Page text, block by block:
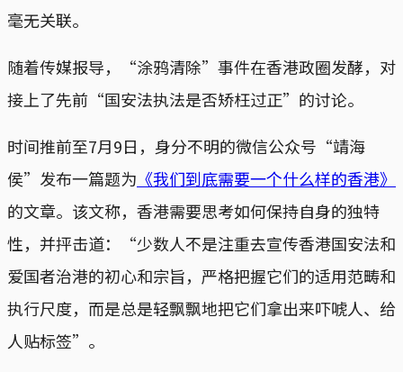
毫无关联。
随着传媒报导，“涂鸦清除”事件在香港政圈发酵，对
接上了先前“国安法执法是否矫枉过正”的讨论。
时间推前至7月9日，身分不明的微信公众号“靖海
侯”发布一篇题为 《我们到底需要一个什么样的香港》
的文章。该文称，香港需要思考如何保持自身的独特
性，并抨击道：“少数人不是注重去宣传香港国安法和
爱国者治港的初心和宗旨，严格把握它们的适用范畴和
执行尺度，而是总是轻飘飘地把它们拿出来吓唬人、给
人贴标签”。